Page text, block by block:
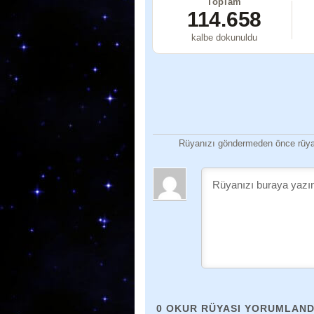
114.658
kalbe dokunuldu
Rüyanızı göndermeden önce
0 OKUR RÜYASI